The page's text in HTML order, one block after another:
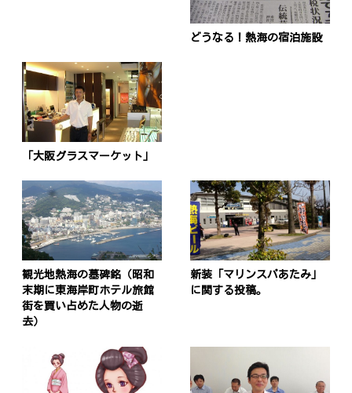
どうなる！熱海の宿泊施設
「大阪グラスマーケット」
観光地熱海の墓碑銘（昭和
末期に東海岸町ホテル旅館
街を買い占めた人物の逝
去）
新装「マリンスパあたみ」
に関する投稿。